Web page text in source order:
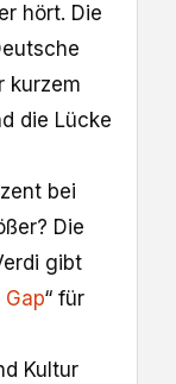
hört. Die
kurzem
die Lücke
bei
Die
gibt
Gap“ für
Kultur